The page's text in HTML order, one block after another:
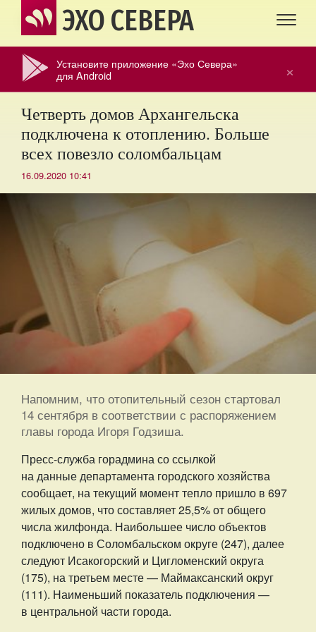
ЭХО СЕВЕРА
×
Установите приложение «Эхо Севера»
для Android
Четверть домов Архангельска
подключена к отоплению. Больше
всех повезло соломбальцам
16.09.2020 10:41
Напомним, что отопительный сезон стартовал
14 сентября в соответствии с распоряжением
главы города Игоря Годзиша.
Пресс-служба горадмина со ссылкой
на данные департамента городского хозяйства
сообщает, на текущий момент тепло пришло в 697
жилых домов, что составляет 25,5% от общего
числа жилфонда. Наибольшее число объектов
подключено в Соломбальском округе (247), далее
следуют Исакогорский и Цигломенский округа
(175), на третьем месте — Маймаксанский округ
(111). Наименьший показатель подключения —
в центральной части города.